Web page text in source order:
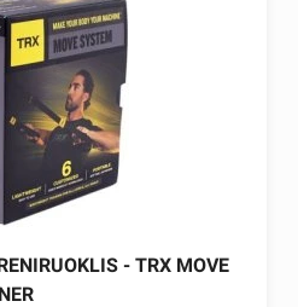
- TRX MOVE